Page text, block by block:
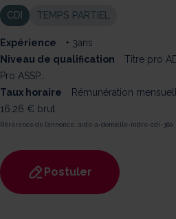
CDI TEMPS PARTIEL
Expérience
+ 3ans
Niveau de qualification
Titre pro
Pro ASSP…
Taux horaire
Rémunération
16.26 € brut
Rérérence de l'annonce : aide-a-domicile-indre-cdi-36a
Postuler